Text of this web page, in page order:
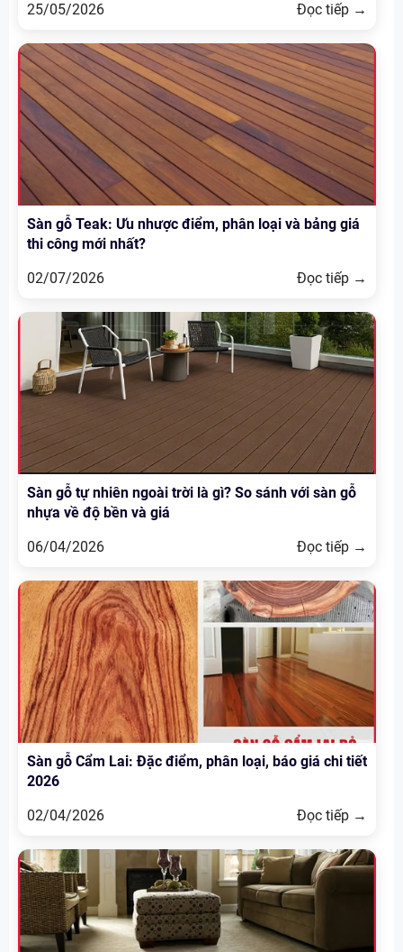
25/05/2026
Đọc tiếp →
Sàn gỗ Teak: Ưu nhược điểm, phân loại và bảng giá
thi công mới nhất?
02/07/2026
Đọc tiếp →
Sàn gỗ tự nhiên ngoài trời là gì? So sánh với sàn gỗ
nhựa về độ bền và giá
06/04/2026
Đọc tiếp →
Sàn gỗ Cẩm Lai: Đặc điểm, phân loại, báo giá chi tiết
2026
02/04/2026
Đọc tiếp →